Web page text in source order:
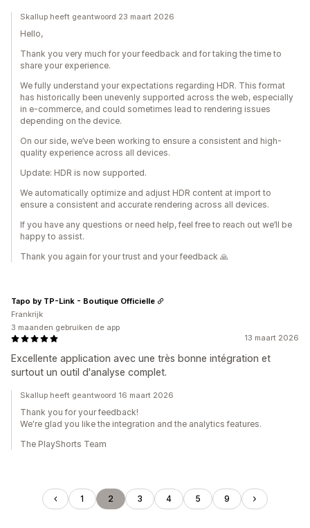
Skallup heeft geantwoord 23 maart 2026
Hello,
Thank you very much for your feedback and for taking the time to
share your experience.
We fully understand your expectations regarding HDR. This format
has historically been unevenly supported across the web, especially
in e-commerce, and could sometimes lead to rendering issues
depending on the device.
On our side, we’ve been working to ensure a consistent and high-
quality experience across all devices.
Update: HDR is now supported.
We automatically optimize and adjust HDR content at import to
ensure a consistent and accurate rendering across all devices.
If you have any questions or need help, feel free to reach out we’ll be
happy to assist.
Thank you again for your trust and your feedback 🙏
13 maart 2026
Excellente application avec une très bonne intégration et
surtout un outil d'analyse complet.
Tapo by TP-Link - Boutique Officielle
Frankrijk
3 maanden gebruiken de app
Skallup heeft geantwoord 16 maart 2026
Thank you for your feedback!
We're glad you like the integration and the analytics features.
The PlayShorts Team
1 2 3 4 5 9